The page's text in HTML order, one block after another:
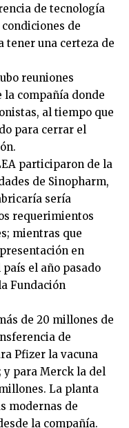
de tecnología
de
tener una certeza de
reuniones
la compañía donde
al tiempo que
para cerrar el
participaron de la
de Sinopharm,
sería
requerimientos
mientras que
en
el año pasado
Fundación
de 20 millones de
de
Pfizer la vacuna
y para Merck la del
La planta
modernas de
la compañía.